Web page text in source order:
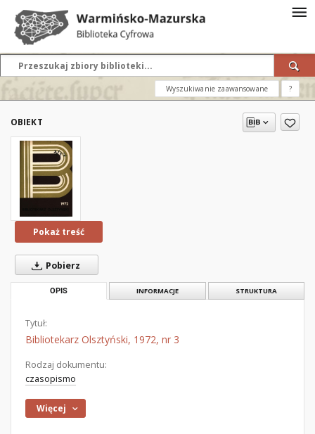
Wyszukiwanie zaawansowane ?
OBIEKT
Pokaż treść
Pobierz
OPIS INFORMACJE STRUKTURA
Tytuł:
Bibliotekarz Olsztyński, 1972, nr 3
Rodzaj dokumentu:
czasopismo
Więcej